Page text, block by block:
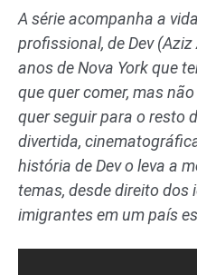
A série acompanha a
profissional, de Dev
anos de Nova York que
que quer comer, mas
quer seguir para o resto
divertida,
história de Dev o leva a
temas, desde direito dos
imigrantes em um país